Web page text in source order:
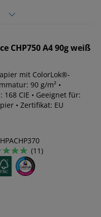
CHP750 A4 90g weiß
mit ColorLok®-
90 g/m² •
CIE • Geeignet für:
• Zertifikat: EU
(11)